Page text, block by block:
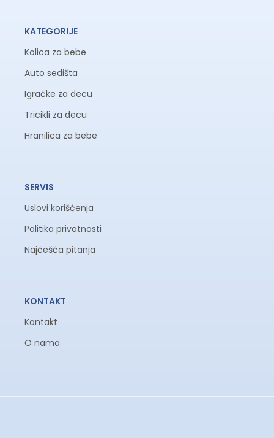
KATEGORIJE
Kolica za bebe
Auto sedišta
Igračke za decu
Tricikli za decu
Hranilica za bebe
SERVIS
Uslovi korišćenja
Politika privatnosti
Najčešća pitanja
KONTAKT
Kontakt
O nama